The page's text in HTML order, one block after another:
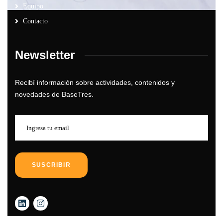
Equipo
Contacto
Newsletter
Recibí información sobre actividades, contenidos y
novedades de BaseTres.
SUSCRIBIR